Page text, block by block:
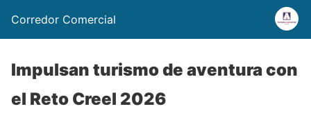
Corredor Comercial
Impulsan turismo de aventura con
el Reto Creel 2026